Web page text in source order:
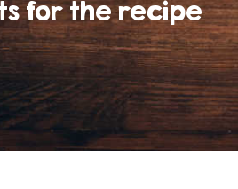
for the recipe